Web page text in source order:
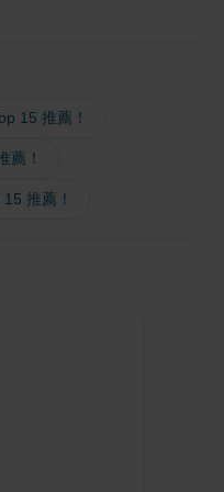
15 推薦！
薦！
推薦！